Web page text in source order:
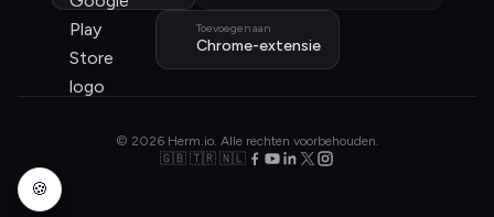
Toevoegen aan
Chrome-extensie
© 2026 Herm.io. Alle rechten voorbehouden.
🇬🇧 🇹🇷 🇳🇱
🍪